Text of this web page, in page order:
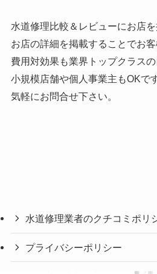
水道修理比較＆レビューにお店
お店の詳細を掲載することでお客
費用対効果も業界トップクラスの
小規模店舗や個人事業主もOKです
気軽にお問合せ下さい。
水道修理業者のクチコミポリ
プライバシーポリシー